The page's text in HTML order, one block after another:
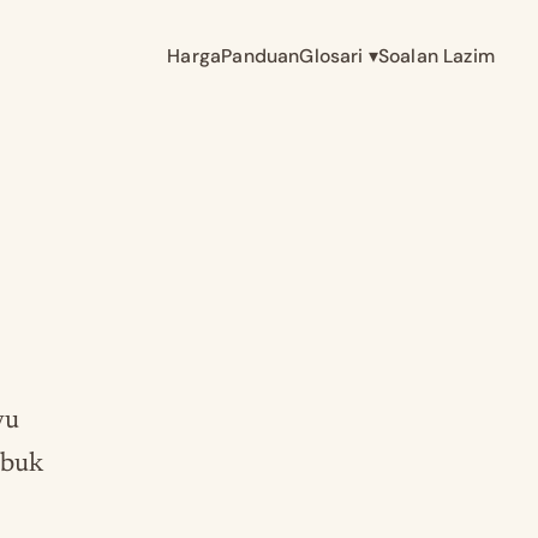
HargaPanduanGlosari ▾Soalan Lazim